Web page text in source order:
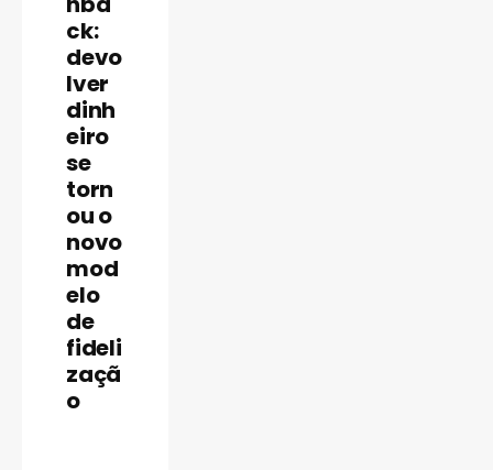
ck:
devo
lver
dinh
eiro
se
torn
ou o
novo
mod
elo
de
fideli
zaçã
o
INBRASC